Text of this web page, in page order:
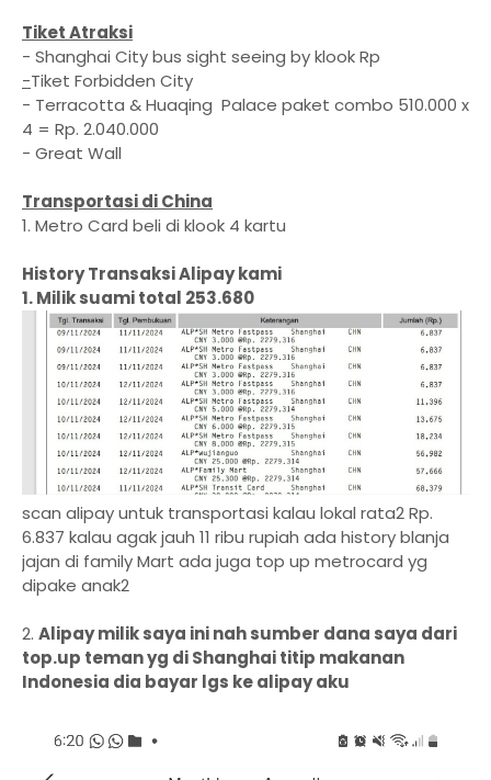
Tiket Atraksi
- Shanghai City bus sight seeing by klook Rp
-Tiket Forbidden City
- Terracotta & Huaqing Palace paket combo 510.000 x
4 = Rp. 2.040.000
- Great Wall
Transportasi di China
1. Metro Card beli di klook 4 kartu
History Transaksi Alipay kami
1. Milik suami total 253.680
scan alipay untuk transportasi kalau lokal rata2 Rp.
6.837 kalau agak jauh 11 ribu rupiah ada history blanja
jajan di family Mart ada juga top up metrocard yg
dipake anak2
2. Alipay milik saya ini nah sumber dana saya dari
top.up teman yg di Shanghai titip makanan
Indonesia dia bayar lgs ke alipay aku